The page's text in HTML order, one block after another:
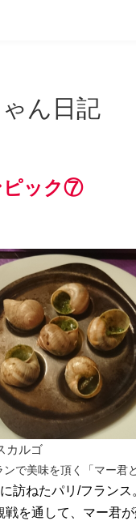
ん日記
ピック⑦
カルゴ
で美味を頂く「マー君
訪ねたパリ/フランス
を通して、マー君が